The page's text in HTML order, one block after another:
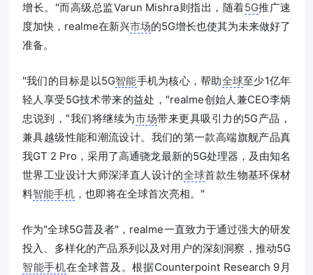
增长。"而高级总监Varun Mishra则指出，随着5G推广速
度加快，realme在新兴市场的5G增长也使其为未来做好了
准备。
"我们的目标是以5G智能手机为核心，帮助全球至少1亿年
轻人享受5G技术带来的益处，"realme创始人兼CEO李炳
忠说到，"我们将继续为市场带来更具吸引力的5G产品，
兼具越级性能和潮流设计。我们的第一款高端旗舰产品真
我GT 2 Pro，采用了高通骁龙最新的5G处理器，及由知名
世界工业设计大师深泽直人设计的全球首款生物基环保材
料智能手机 ，也即将在全球首次亮相。"
作为"全球5G普及者"，realme一直致力于通过强大的研发
投入、多样化的产品系列以及对用户的深刻洞察，推动5G
智能手机在全球普及。根据Counterpoint Research 9月